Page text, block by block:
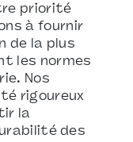
priorité
à fournir
de la plus
les normes
Nos
rigoureux
la
des